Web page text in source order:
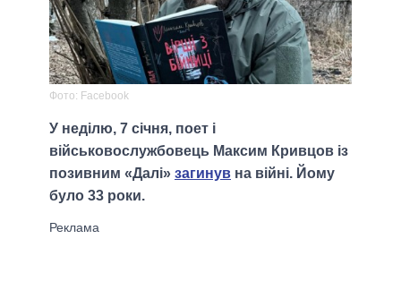
Фото: Facebook
У неділю, 7 січня, поет і
військовослужбовець Максим Кривцов із
позивним «Далі» загинув на війні. Йому
було 33 роки.